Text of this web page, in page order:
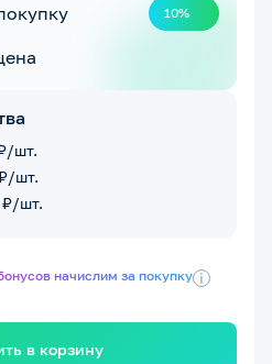
10%
шт.
шт.
₽/шт.
начислим за покупку i
в корзину